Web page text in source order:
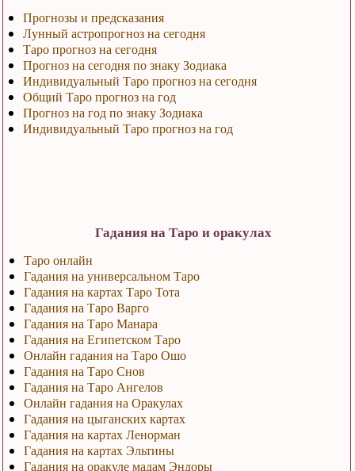
Прогнозы и предсказания
Лунный астропрогноз на сегодня
Таро прогноз на сегодня
Прогноз на сегодня по знаку Зодиака
Индивидуальный Таро прогноз на сегодня
Общий Таро прогноз на год
Прогноз на год по знаку Зодиака
Индивидуальный Таро прогноз на год
Гадания на Таро и оракулах
Таро онлайн
Гадания на универсальном Таро
Гадания на картах Таро Тота
Гадания на Таро Варго
Гадания на Таро Манара
Гадания на Египетском Таро
Онлайн гадания на Таро Ошо
Гадания на Таро Снов
Гадания на Таро Ангелов
Онлайн гадания на Оракулах
Гадания на цыганских картах
Гадания на картах Ленорман
Гадания на картах Эльтины
Гадания на оракуле мадам Эндоры